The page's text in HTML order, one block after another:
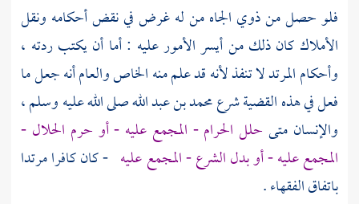
فلو حصل من ذوي الجاه من له غرض في نقض أحكامه ونقل
الأملاك كان ذلك من أيسر الأمور عليه : أما أن يكتب ردته ،
وأحكام المرتد لا تنفذ لأنه قد علم منه الخاص والعام أنه جعل ما
فعل في هذه القضية شرعمحمد بن عبد الله صلى الله عليه وسلم،
والإنسان متى حلل الحرام - المجمع عليه - أو حرم الحلال -
المجمع عليه - أو بدل الشرع - المجمع عليه - كان كافرا مرتدا
باتفاق الفقهاء .